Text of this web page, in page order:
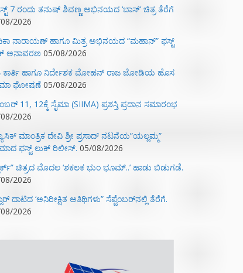
7 ರಂದು ತನುಷ್ ಶಿವಣ್ಣ ಅಭಿನಯದ ‘ಬಾಸ್’ ಚಿತ್ರ ತೆರೆಗೆ
2026
ನಾರಾಯಣ್ ಹಾಗೂ ಮಿತ್ರ ಅಭಿನಯದ “ಮಹಾನ್” ಫಸ್ಟ್
ಅನಾವರಣ 05/08/2026
ಕಾರ್ತಿ ಹಾಗೂ ನಿರ್ದೇಶಕ ಮೋಹನ್ ರಾಜ ಜೋಡಿಯ ಹೊಸ
ಘೋಷಣೆ 05/08/2026
11, 12ಕ್ಕೆ ಸೈಮಾ (SIIMA) ಪ್ರಶಸ್ತಿ ಪ್ರದಾನ ಸಮಾರಂಭ
2026
ಮಾಂತ್ರಿಕ ದೇವಿ ಶ್ರೀ ಪ್ರಸಾದ್ ನಟನೆಯ”ಯಲ್ಲಮ್ಮ”
ಫಸ್ಟ್‌ ಲುಕ್‌ ರಿಲೀಸ್. 05/08/2026
ಚಿತ್ರದ ಮೊದಲ‌ ‘ಶಕಲಕ ಭುಂ‌ ಭೂಮ್..’ ಹಾಡು ಬಿಡುಗಡೆ.
2026
ದಾಟಿದ ‘ಅನಿರೀಕ್ಷಿತ ಅತಿಥಿಗಳು” ಸೆಪ್ಟೆಂಬರ್‌ನಲ್ಲಿ ತೆರೆಗೆ.
2026